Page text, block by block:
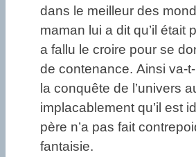
dans le meilleur des
maman lui a dit qu’il était
a fallu le croire pour se
de contenance. Ainsi va-
la conquête de l’univers
implacablement qu’il est
père n’a pas fait
fantaisie.